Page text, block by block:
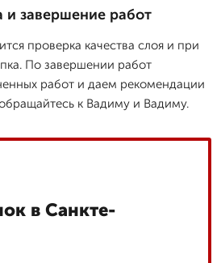
и завершение работ
проверка качества слоя и при
По завершении работ
работ и даем рекомендации
к Вадиму и Вадиму.
в Санкте-